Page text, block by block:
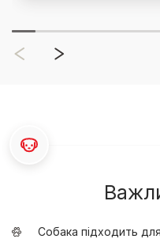
Собака підходить